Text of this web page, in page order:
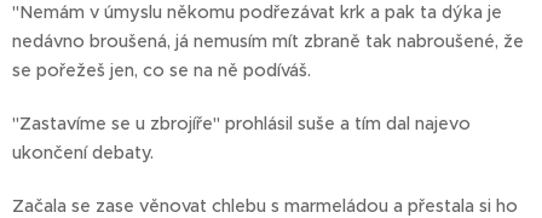
"Nemám v úmyslu někomu podřezávat krk a pak ta dýka je
nedávno broušená, já nemusím mít zbraně tak nabroušené, že
se pořežeš jen, co se na ně podíváš.
"Zastavíme se u zbrojíře" prohlásil suše a tím dal najevo
ukončení debaty.
Začala se zase věnovat chlebu s marmeládou a přestala si ho